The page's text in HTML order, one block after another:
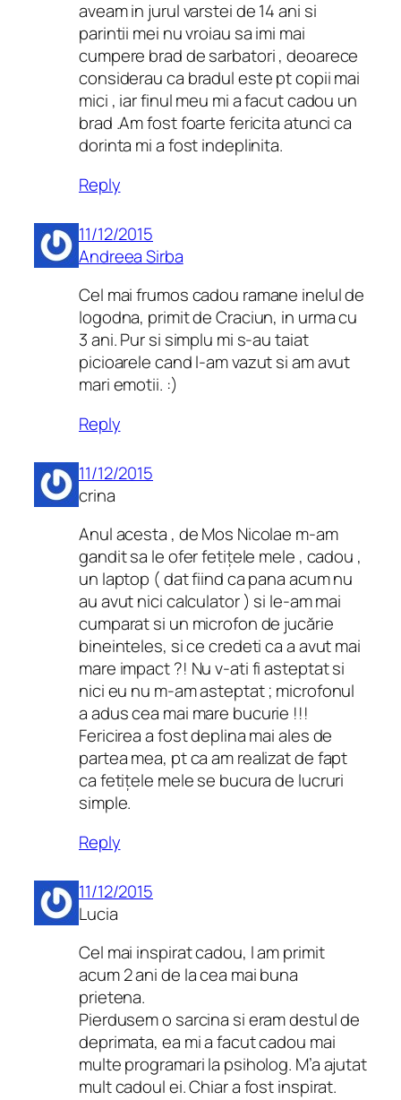
aveam in jurul varstei de 14 ani si
parintii mei nu vroiau sa imi mai
cumpere brad de sarbatori , deoarece
considerau ca bradul este pt copii mai
mici , iar finul meu mi a facut cadou un
brad .Am fost foarte fericita atunci ca
dorinta mi a fost indeplinita.
Reply
11/12/2015
Andreea Sirba
Cel mai frumos cadou ramane inelul de
logodna, primit de Craciun, in urma cu
3 ani. Pur si simplu mi s-au taiat
picioarele cand l-am vazut si am avut
mari emotii. :)
Reply
11/12/2015
crina
Anul acesta , de Mos Nicolae m-am
gandit sa le ofer fetițele mele , cadou ,
un laptop ( dat fiind ca pana acum nu
au avut nici calculator ) si le-am mai
cumparat si un microfon de jucărie
bineinteles, si ce credeti ca a avut mai
mare impact ?! Nu v-ati fi asteptat si
nici eu nu m-am asteptat ; microfonul
a adus cea mai mare bucurie !!!
Fericirea a fost deplina mai ales de
partea mea, pt ca am realizat de fapt
ca fetițele mele se bucura de lucruri
simple.
Reply
11/12/2015
Lucia
Cel mai inspirat cadou, l am primit
acum 2 ani de la cea mai buna
prietena.
Pierdusem o sarcina si eram destul de
deprimata, ea mi a facut cadou mai
multe programari la psiholog. M’a ajutat
mult cadoul ei. Chiar a fost inspirat.